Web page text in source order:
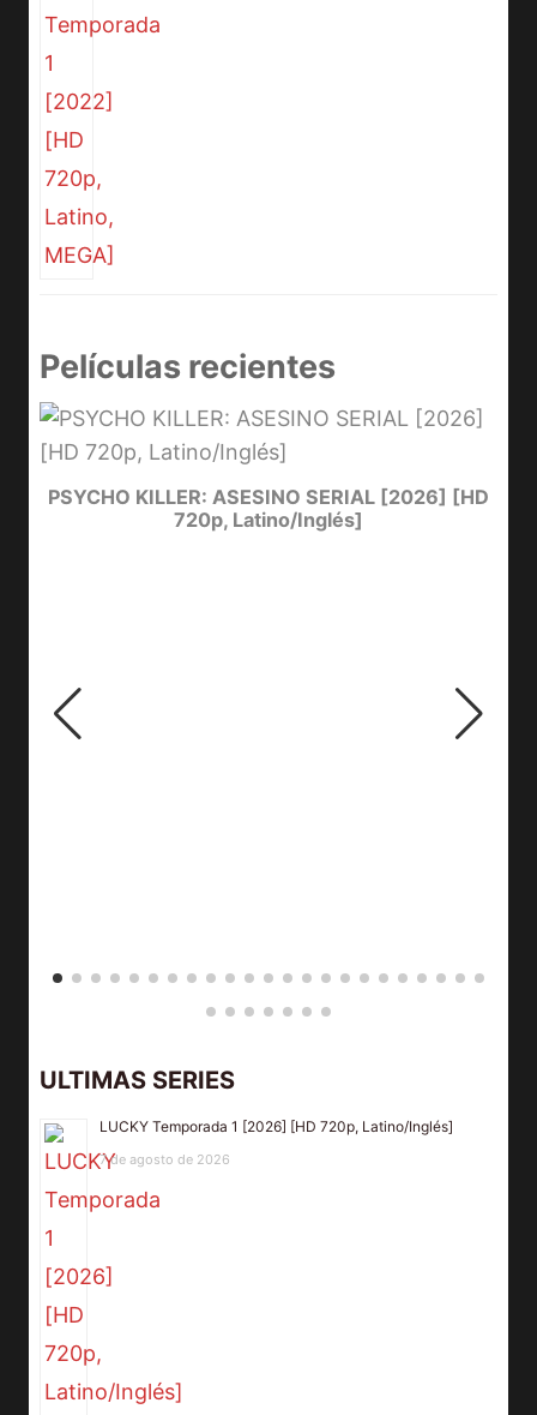
Películas recientes
PSYCHO KILLER: ASESINO SERIAL [2026] [HD
720p, Latino/Inglés]
ULTIMAS SERIES
LUCKY Temporada 1 [2026] [HD 720p, Latino/Inglés]
7 de agosto de 2026